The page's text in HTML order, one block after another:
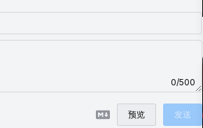
0/500
预览 发送